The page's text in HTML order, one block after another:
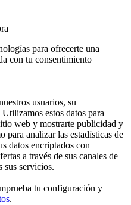
para ofrecerte una
con tu consentimiento
usuarios, su
estos datos para
web y mostrarte publicidad y
para analizar las estadísticas de
datos encriptados con
a través de sus canales de
sus servicios.
tu configuración y
.